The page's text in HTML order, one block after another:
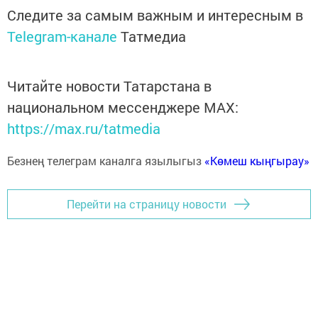
Следите за самым важным и интересным в
Telegram-канале Татмедиа
Читайте новости Татарстана в
национальном мессенджере MАХ:
https://max.ru/tatmedia
Безнең телеграм каналга язылыгыз «Көмеш кыңгырау»
Перейти на страницу новости